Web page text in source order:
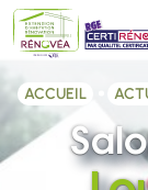
ACCUEIL